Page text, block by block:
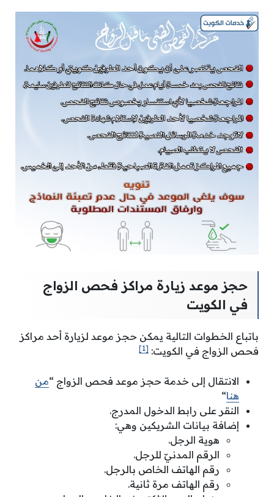
حجز موعد زيارة مراكز فحص الزواج
في الكويت
باتباع الخطوات التالية يمكن حجز موعد لزيارة أحد مراكز
فحص الزواج في الكويت: [1]
الانتقال إلى خدمة حجز موعد فحص الزواج “من
هنا“
النقر على رابط الدخول المدرج.
إضافة بيانات الشريكين وهي:
هوية الرجل.
الرقم المدنيّ للرجل.
رقم الهاتف الخاص بالرجل.
رقم الهاتف مرة ثانية.